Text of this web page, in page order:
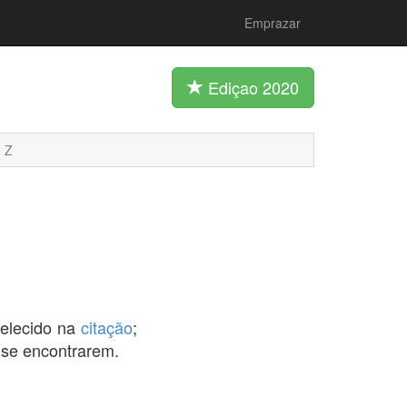
Emprazar
Ediçao 2020
Z
na citação;
encontrarem.